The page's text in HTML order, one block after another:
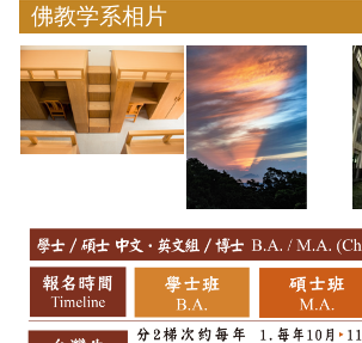
佛教学系相片